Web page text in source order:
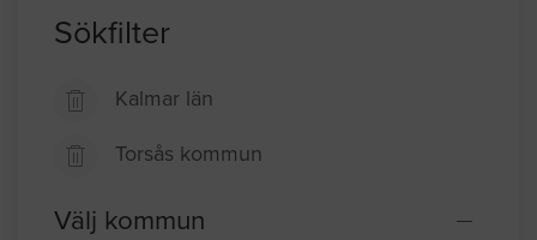
Sökfilter
Kalmar län
Torsås kommun
Välj kommun